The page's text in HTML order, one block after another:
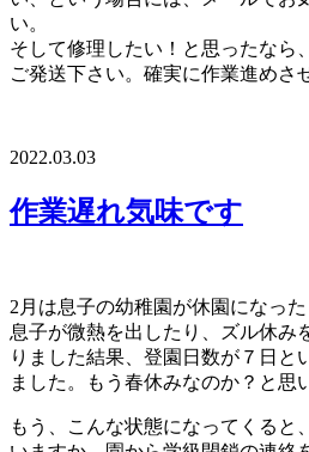
い。
そして修理したい！と思ったなら
ご発送下さい。確実に作業進めさ
投
稿
ゲ
ー
シ
ョ
2022.03.03
作業遅れ気味です
2月は息子の幼稚園が休園になっ
息子が微熱を出したり、ズル休み
りました結果、登園日数が７日と
ました。もう春休みなのか？と思
もう、こんな状態になってくると